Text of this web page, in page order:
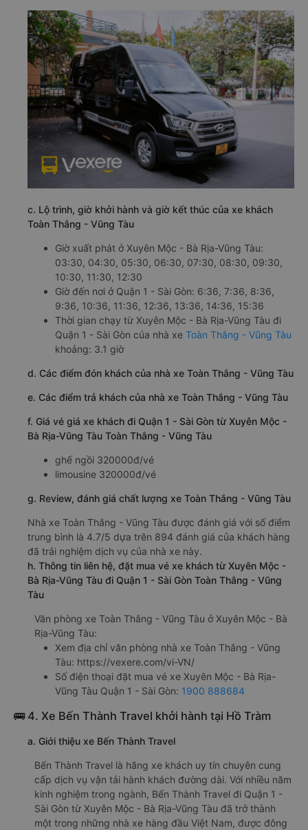
c. Lộ trình, giờ khởi hành và giờ kết thúc của xe khách
Toàn Thắng - Vũng Tàu
Giờ xuất phát ở Xuyên Mộc - Bà Rịa-Vũng Tàu:
03:30, 04:30, 05:30, 06:30, 07:30, 08:30, 09:30,
10:30, 11:30, 12:30
Giờ đến nơi ở Quận 1 - Sài Gòn: 6:36, 7:36, 8:36,
9:36, 10:36, 11:36, 12:36, 13:36, 14:36, 15:36
Thời gian chạy từ Xuyên Mộc - Bà Rịa-Vũng Tàu đi
Quận 1 - Sài Gòn của nhà xe Toàn Thắng - Vũng Tàu
khoảng: 3.1 giờ
d. Các điểm đón khách của nhà xe Toàn Thắng - Vũng Tàu
e. Các điểm trả khách của nhà xe Toàn Thắng - Vũng Tàu
f. Giá vé giá xe khách đi Quận 1 - Sài Gòn từ Xuyên Mộc -
Bà Rịa-Vũng Tàu Toàn Thắng - Vũng Tàu
ghế ngồi 320000đ/vé
limousine 320000đ/vé
g. Review, đánh giá chất lượng xe Toàn Thắng - Vũng Tàu
Nhà xe Toàn Thắng - Vũng Tàu được đánh giá với số điểm
trung bình là 4.7/5 dựa trên 894 đánh giá của khách hàng
đã trải nghiệm dịch vụ của nhà xe này.
h. Thông tin liên hệ, đặt mua vé xe khách từ Xuyên Mộc -
Bà Rịa-Vũng Tàu đi Quận 1 - Sài Gòn Toàn Thắng - Vũng
Tàu
Văn phòng xe Toàn Thắng - Vũng Tàu ở Xuyên Mộc - Bà
Rịa-Vũng Tàu:
Xem địa chỉ văn phòng nhà xe Toàn Thắng - Vũng
Tàu: https://vexere.com/vi-VN/
Số điện thoại đặt mua vé xe Xuyên Mộc - Bà Rịa-
Vũng Tàu Quận 1 - Sài Gòn: 1900 888684
🚌 4. Xe Bến Thành Travel khởi hành tại Hồ Tràm
a. Giới thiệu xe Bến Thành Travel
Bến Thành Travel là hãng xe khách uy tín chuyên cung
cấp dịch vụ vận tải hành khách đường dài. Với nhiều năm
kinh nghiệm trong ngành, Bến Thành Travel đi Quận 1 -
Sài Gòn từ Xuyên Mộc - Bà Rịa-Vũng Tàu đã trở thành
một trong những nhà xe hàng đầu Việt Nam, được đông